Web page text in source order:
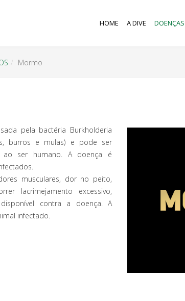
HOME A DIVE
Mormo
pela bactéria Burkholderia
burros e mulas) e pode ser
ao ser humano. A doença é
musculares, dor no peito,
lacrimejamento excessivo,
contra a doença. A
infectado.